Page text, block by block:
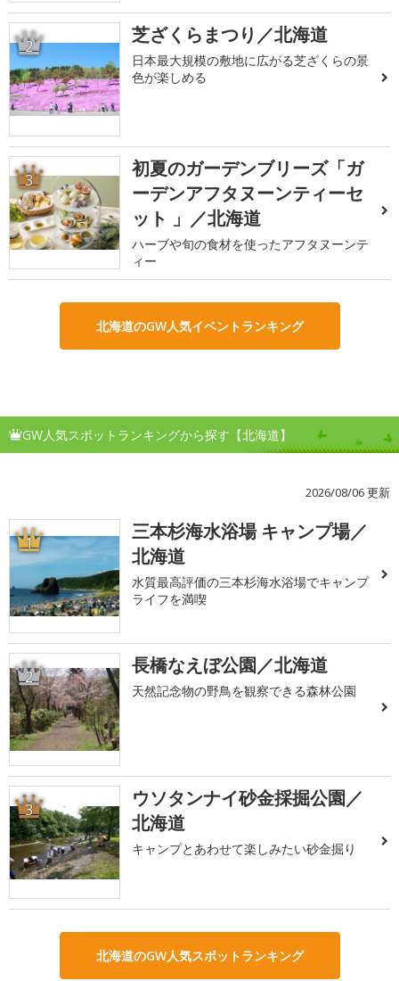
2 芝ざくらまつり／北海道
日本最大規模の敷地に広がる芝ざくらの景
色が楽しめる
3
初夏のガーデンブリーズ「ガ
ーデンアフタヌーンティーセ
ット 」／北海道
ハーブや旬の食材を使ったアフタヌーンテ
ィー
北海道のGW人気イベントランキング
GW人気スポットランキングから探す【北海道】
2026/08/06 更新
1
三本杉海水浴場 キャンプ場／
北海道
水質最高評価の三本杉海水浴場でキャンプ
ライフを満喫
2 長橋なえぼ公園／北海道
天然記念物の野鳥を観察できる森林公園
3
ウソタンナイ砂金採掘公園／
北海道
キャンプとあわせて楽しみたい砂金掘り
北海道のGW人気スポットランキング